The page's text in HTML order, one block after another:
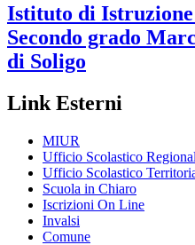
Istituto di
Secondo grado
di Soligo
Link Esterni
MIUR
Ufficio Scolastico
Ufficio Scolastico
Scuola in Chiaro
Iscrizioni On Line
Invalsi
Comune